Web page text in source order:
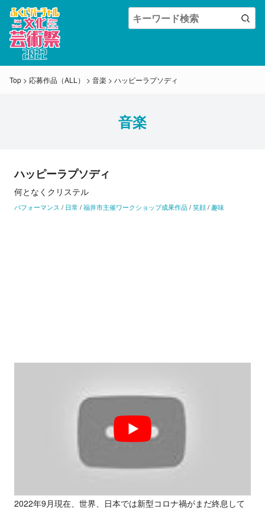
Top > 応募作品（ALL） > 音楽 > ハッピーラプソディ
音楽
ハッピーラプソディ
何となくクリステル
パフォーマンス / 日常 /福井市主催ワークショップ成果作品/笑顔/趣味
2022年9月現在、世界、日本では新型コロナ禍がまだ終息して